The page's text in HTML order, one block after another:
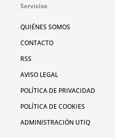
Servicios
QUIÉNES SOMOS
CONTACTO
RSS
AVISO LEGAL
POLÍTICA DE PRIVACIDAD
POLÍTICA DE COOKIES
ADMINISTRACIÓN UTIQ